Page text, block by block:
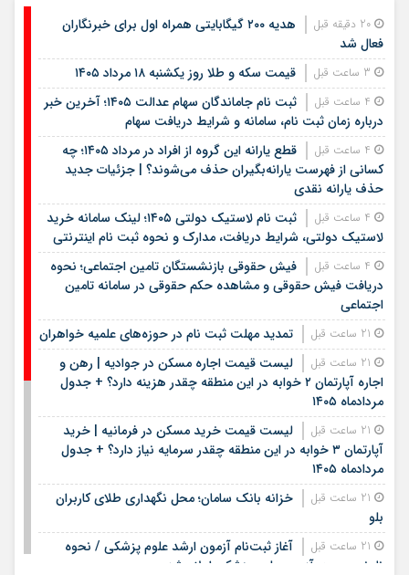
هدیه ۲۰۰ گیگابایتی همراه اول برای خبرنگاران
فعال شد
قیمت سکه و طلا روز یکشنبه ۱۸ مرداد ۱۴۰۵
ثبت نام جاماندگان سهام عدالت ۱۴۰۵؛ آخرین خبر
درباره زمان ثبت نام، سامانه و شرایط دریافت سهام
قطع یارانه این گروه از افراد در مرداد ۱۴۰۵؛ چه
کسانی از فهرست یارانه‌بگیران حذف می‌شوند؟ | جزئیات جدید
حذف یارانه نقدی
ثبت نام لاستیک دولتی ۱۴۰۵؛ لینک سامانه خرید
لاستیک دولتی، شرایط دریافت، مدارک و نحوه ثبت نام اینترنتی
فیش حقوقی بازنشستگان تامین اجتماعی؛ نحوه
دریافت فیش حقوقی و مشاهده حکم حقوقی در سامانه تامین
اجتماعی
تمدید مهلت ثبت نام در حوزه‌های علمیه خواهران
لیست قیمت اجاره مسکن در جوادیه | رهن و
اجاره آپارتمان ۲ خوابه در این منطقه چقدر هزینه دارد؟ + جدول
مردادماه ۱۴۰۵
لیست قیمت خرید مسکن در فرمانیه | خرید
آپارتمان ۳ خوابه در این منطقه چقدر سرمایه نیاز دارد؟ + جدول
مردادماه ۱۴۰۵
خزانه بانک سامان؛ محل نگهداری طلای کاربران
بلو
آغاز ثبت‌نام آزمون ارشد علوم پزشکی / نحوه
نام‌نویسی در آزمون علوم پزشکی اعلام شد